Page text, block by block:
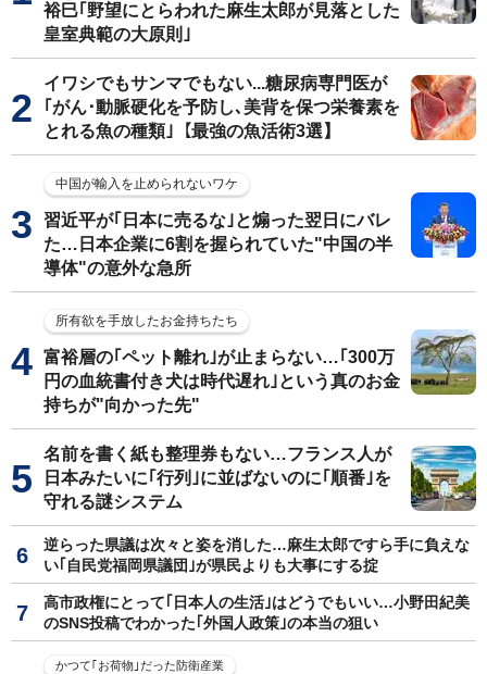
裕巳｢野望にとらわれた麻生太郎が見落とした
皇室典範の大原則｣
イワシでもサンマでもない...糖尿病専門医が
｢がん･動脈硬化を予防し､美背を保つ栄養素を
とれる魚の種類｣【最強の魚活術3選】
中国が輸入を止められないワケ
習近平が｢日本に売るな｣と煽った翌日にバレ
た…日本企業に6割を握られていた"中国の半
導体"の意外な急所
所有欲を手放したお金持ちたち
富裕層の｢ペット離れ｣が止まらない…｢300万
円の血統書付き犬は時代遅れ｣という真のお金
持ちが"向かった先"
名前を書く紙も整理券もない…フランス人が
日本みたいに｢行列｣に並ばないのに｢順番｣を
守れる謎システム
逆らった県議は次々と姿を消した…麻生太郎ですら手に負えな
い｢自民党福岡県議団｣が県民よりも大事にする掟
高市政権にとって｢日本人の生活｣はどうでもいい…小野田紀美
のSNS投稿でわかった｢外国人政策｣の本当の狙い
かつて｢お荷物｣だった防衛産業